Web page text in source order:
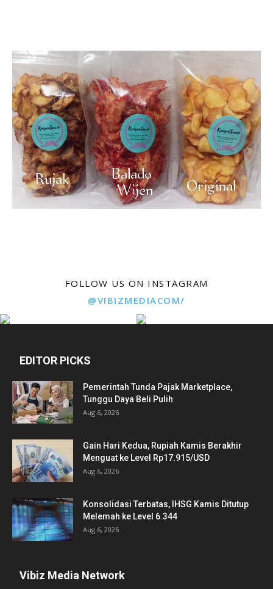
FOLLOW US ON INSTAGRAM
@VIBIZMEDIACOM/
EDITOR PICKS
Pemerintah Tunda Pajak Marketplace,
Tunggu Daya Beli Pulih
Aug 6, 2026
Gain Hari Kedua, Rupiah Kamis Berakhir
Menguat ke Level Rp17.915/USD
Aug 6, 2026
Konsolidasi Terbatas, IHSG Kamis Ditutup
Melemah ke Level 6.344
Aug 6, 2026
Vibiz Media Network